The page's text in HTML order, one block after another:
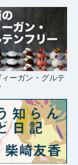
ーガン・グルテ